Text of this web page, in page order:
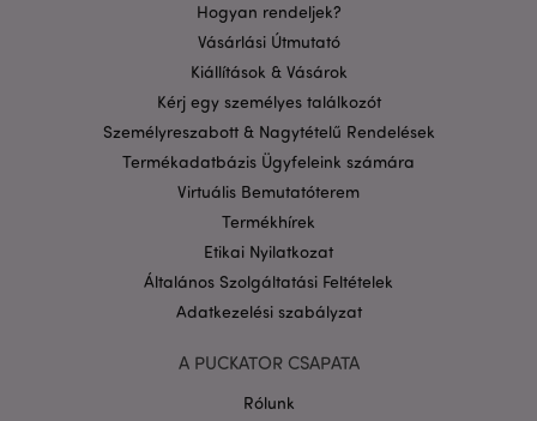
Hogyan rendeljek?
Vásárlási Útmutató
Kiállítások & Vásárok
Kérj egy személyes találkozót
Személyreszabott & Nagytételű Rendelések
Termékadatbázis Ügyfeleink számára
Virtuális Bemutatóterem
Termékhírek
Etikai Nyilatkozat
Általános Szolgáltatási Feltételek
Adatkezelési szabályzat
A PUCKATOR CSAPATA
Rólunk
A weboldal működéséhez feltétlenül szükséges sütik
lehetővé teszik a webhely alapvető funkcióit,
például a felhasználói bejelentkezést és a
fiókkezelést. A weboldal nem használható
megfelelően a feltétlenül szükséges sütik nélkül.
Név
Domain
CookieScriptConsent